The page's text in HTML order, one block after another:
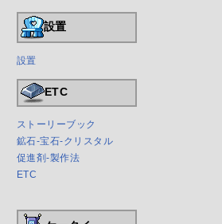
設置
設置
ETC
ストーリーブック
鉱石-宝石-クリスタル
促進剤-製作法
ETC